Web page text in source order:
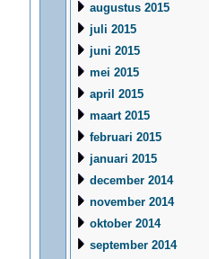
augustus 2015
juli 2015
juni 2015
mei 2015
april 2015
maart 2015
februari 2015
januari 2015
december 2014
november 2014
oktober 2014
september 2014